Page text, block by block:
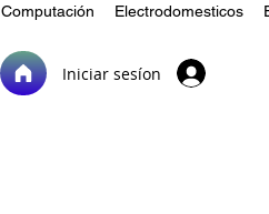
Computación Electrodomesticos
Iniciar sesíon